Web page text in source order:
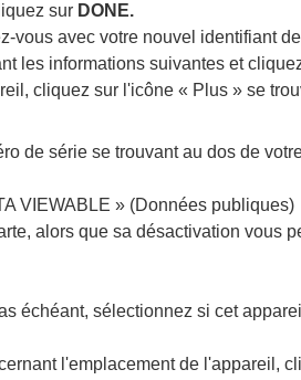
sur DONE.
vous avec votre nouvel identifiant
les informations suivantes et
cliquez sur l'icône « Plus » se
de série se trouvant au dos de
VIEWABLE » (Données publiques)
alors que sa désactivation vous
échéant, sélectionnez si cet
l'emplacement de l'appareil,